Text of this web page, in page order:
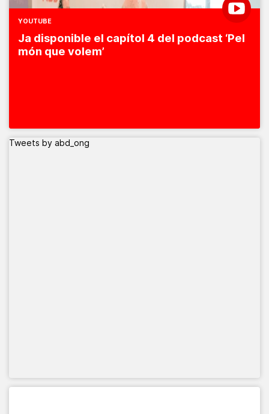
YOUTUBE
Ja disponible el capítol 4 del podcast ‘Pel
món que volem’
Tweets by abd_ong